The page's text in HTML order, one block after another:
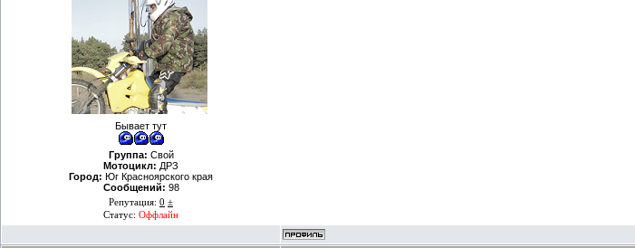
Бывает тут
Группа: Свой
Мотоцикл: ДРЗ
Город: Юг Красноярского края
Сообщений: 98
Репутация: 0 ±
Статус: Оффлайн